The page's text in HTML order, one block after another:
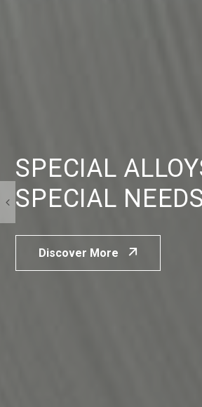
SPECIAL
SPECIAL
Discover More